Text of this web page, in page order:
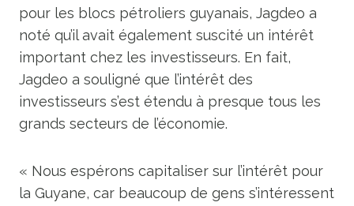
pour les blocs pétroliers guyanais, Jagdeo a
noté qu’il avait également suscité un intérêt
important chez les investisseurs. En fait,
Jagdeo a souligné que l’intérêt des
investisseurs s’est étendu à presque tous les
grands secteurs de l’économie.
« Nous espérons capitaliser sur l’intérêt pour
la Guyane, car beaucoup de gens s’intéressent